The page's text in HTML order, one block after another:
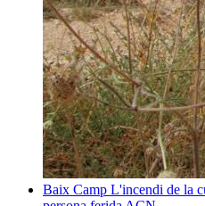
Baix Camp L'incendi de la